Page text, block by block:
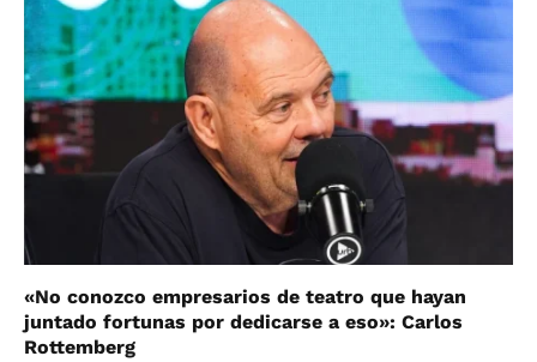
«No conozco empresarios de teatro que hayan
juntado fortunas por dedicarse a eso»: Carlos
Rottemberg